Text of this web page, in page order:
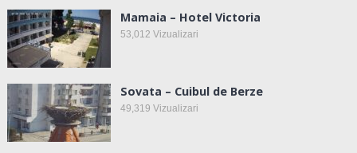
Mamaia – Hotel Victoria
53,012 Vizualizari
Sovata – Cuibul de Berze
49,319 Vizualizari